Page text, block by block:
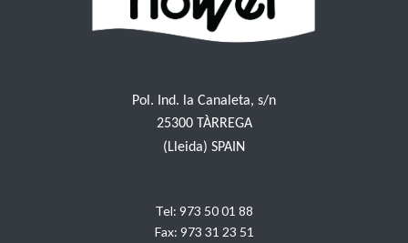
Pol. Ind. la Canaleta, s/n
25300 TÀRREGA
(Lleida) SPAIN
Tel: 973 50 01 88
Fax: 973 31 23 51